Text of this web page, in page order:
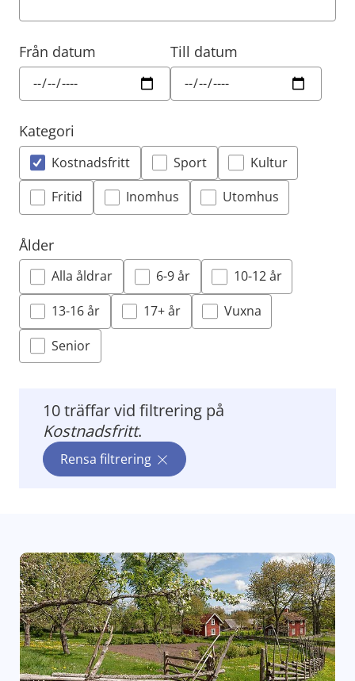
Från datum Till datum
Kategori
Kostnadsfritt Sport
Kultur
Fritid
Inomhus Utomhus
Ålder
Alla åldrar 6-9 år
10-12 år
13-16 år
17+ år
Vuxna
Senior
10 träffarvid filtrering på
Kostnadsfritt.
Rensa filtrering